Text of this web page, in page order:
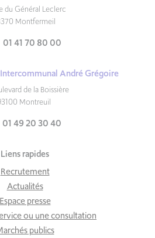
du Général Leclerc
Montfermeil
01 41 70 80 00
André Grégoire
de la Boissière
Montreuil
01 49 20 30 40
Liens rapides
Recrutement
Actualités
Espace presse
ou une consultation
publics